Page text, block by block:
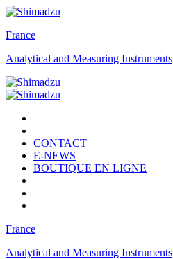
France
Analytical and Measuring Instruments
CONTACT
E-NEWS
BOUTIQUE EN LIGNE
France
Analytical and Measuring Instruments